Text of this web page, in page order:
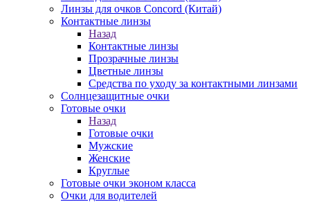
Линзы для очков Concord (Китай)
Контактные линзы
Назад
Контактные линзы
Прозрачные линзы
Цветные линзы
Средства по уходу за контактными линзами
Солнцезащитные очки
Готовые очки
Назад
Готовые очки
Мужские
Женские
Круглые
Готовые очки эконом класса
Очки для водителей